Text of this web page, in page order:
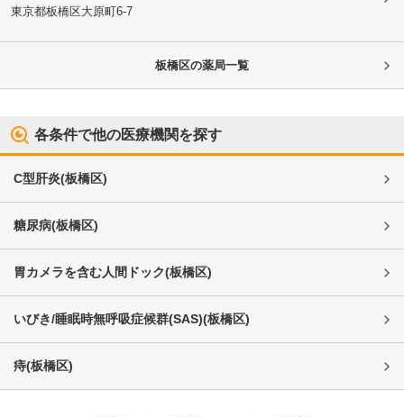
東京都板橋区大原町6-7
板橋区の薬局一覧
各条件で他の医療機関を探す
C型肝炎(板橋区)
糖尿病(板橋区)
胃カメラを含む人間ドック(板橋区)
いびき/睡眠時無呼吸症候群(SAS)(板橋区)
痔(板橋区)